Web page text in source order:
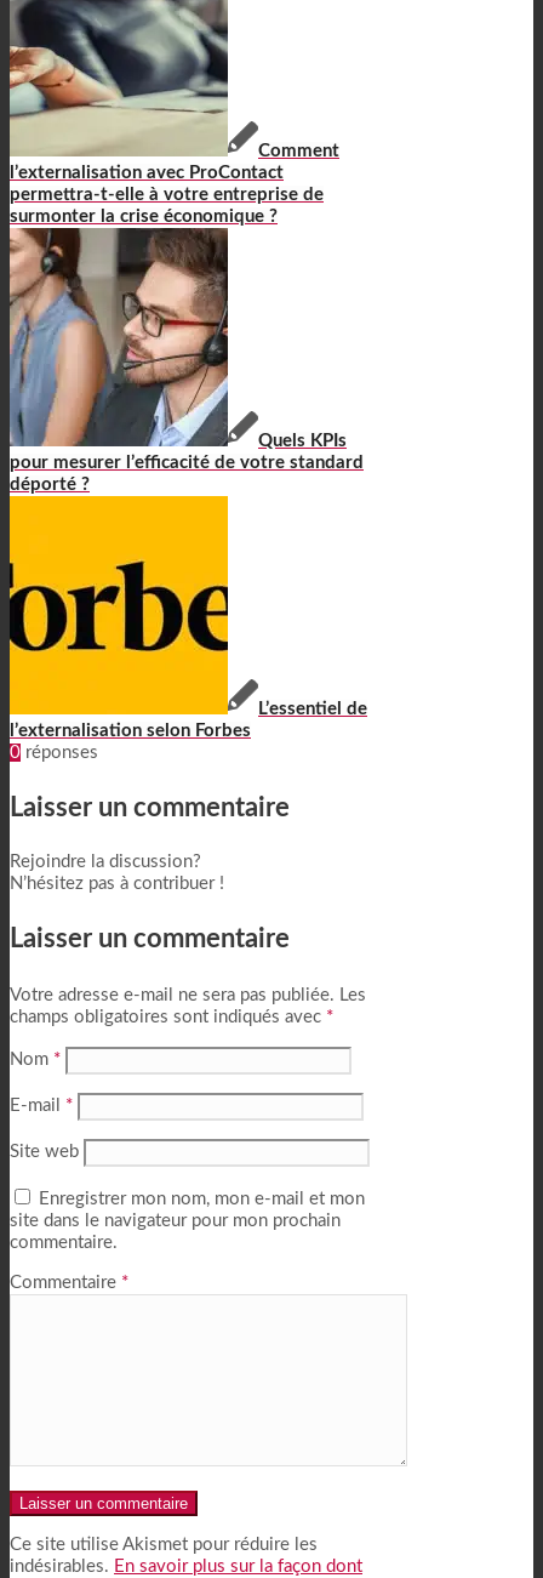
Comment
l’externalisation avec ProContact
permettra-t-elle à votre entreprise de
surmonter la crise économique ?
Quels KPIs
pour mesurer l’efficacité de votre standard
déporté ?
L’essentiel de
l’externalisation selon Forbes
0 réponses
Laisser un commentaire
Rejoindre la discussion?
N’hésitez pas à contribuer !
Laisser un commentaire
Votre adresse e-mail ne sera pas publiée. Les
champs obligatoires sont indiqués avec *
Nom *
E-mail *
Site web
Enregistrer mon nom, mon e-mail et mon
site dans le navigateur pour mon prochain
commentaire.
Commentaire *
Alternative:
Ce site utilise Akismet pour réduire les
indésirables. En savoir plus sur la façon dont